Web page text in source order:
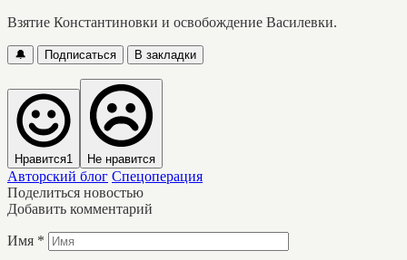
Взятие Константиновки и освобождение Василевки.
🔔 Подписаться В закладки
Нравится1 Не нравится
Авторский блог Спецоперация
Поделиться новостью
Добавить комментарий
Имя *